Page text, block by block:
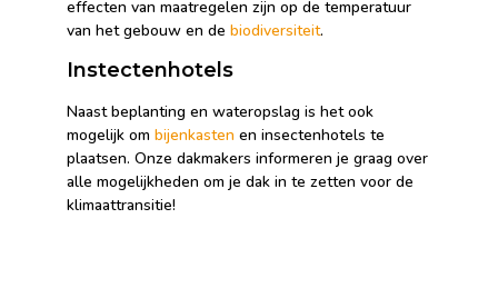
effecten van maatregelen zijn op de temperatuur
van het gebouw en de biodiversiteit.
Instectenhotels
Naast beplanting en wateropslag is het ook
mogelijk om bijenkasten en insectenhotels te
plaatsen. Onze dakmakers informeren je graag over
alle mogelijkheden om je dak in te zetten voor de
klimaattransitie!